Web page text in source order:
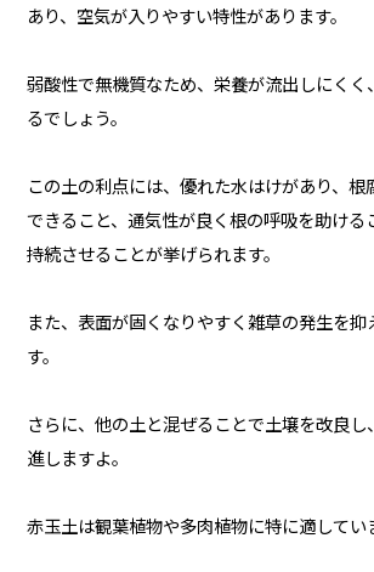
あり、空気が入りやすい特性があります。
弱酸性で無機質なため、栄養が流出しにくく
るでしょう。
この土の利点には、優れた水はけがあり、根
できること、通気性が良く根の呼吸を助ける
持続させることが挙げられます。
また、表面が固くなりやすく雑草の発生を抑
す。
さらに、他の土と混ぜることで土壌を改良
進しますよ。
赤玉土は観葉植物や多肉植物に特に適してい